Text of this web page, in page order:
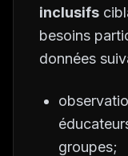
inclusifs
besoins
données
groupes;